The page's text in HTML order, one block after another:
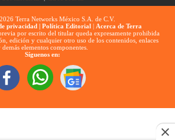
Terra Networks México S.A. de C.V.
privacidad | Política Editorial| Acerca de Terra
por escrito del titular queda expresamente prohibida
edición y cualquier otro uso de los contenidos, enlaces
demás elementos componentes.
Síguenos en: